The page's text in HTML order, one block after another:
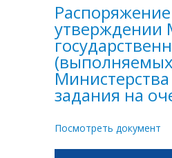
утверждении
задания на
Посмотреть документ